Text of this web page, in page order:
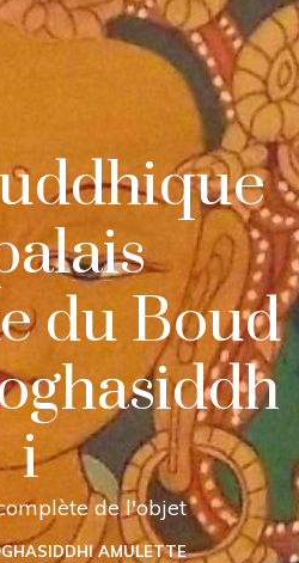
du Boud
i
de l'objet
AMULETTE